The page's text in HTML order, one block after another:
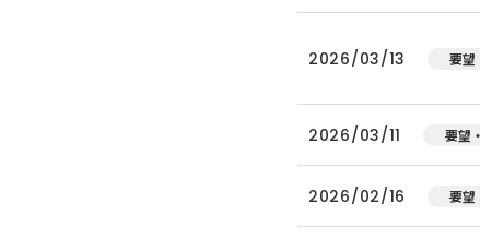
2026/03/13 要望
2026/03/11 要望
2026/02/16 要望